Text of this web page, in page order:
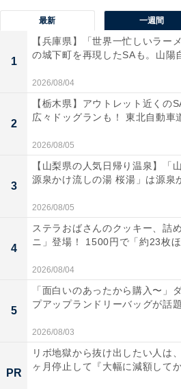
最新 一週間
1
【兵庫県】「世界一忙しいラー
の城下町を再現したSAも。山陽
2026/08/04
2
【栃木県】アウトレット近くの
広々ドッグランも！ 東北自動車
2026/08/05
3
【山梨県の人気日帰り温泉】「
源泉かけ流しの湯 桜湯」は源泉
2026/08/05
4
ステラおばさんのクッキー、詰
ニ」登場！ 1500円で「約23枚ほ
2026/08/04
5
「面白いのあったから購入〜」
プアップランドリーバッグが話題
2026/08/03
PR
リボ地獄から抜け出したい人は
ヶ月停止して『大幅に減額して